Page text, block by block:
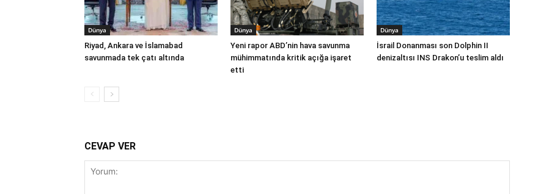
Dünya
Riyad, Ankara ve İslamabad
savunmada tek çatı altında
Dünya
Yeni rapor ABD’nin hava savunma
mühimmatında kritik açığa işaret
etti
Dünya
İsrail Donanması son Dolphin II
denizaltısı INS Drakon’u teslim aldı
CEVAP VER